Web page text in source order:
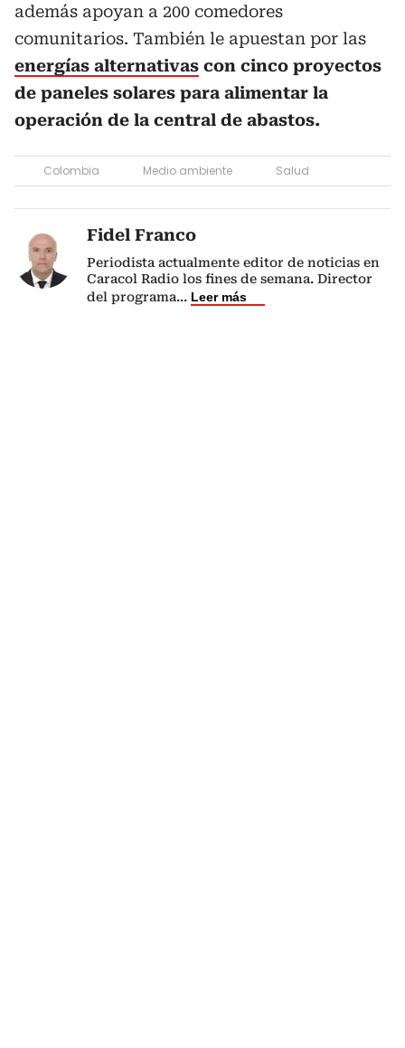
además apoyan a 200 comedores
comunitarios. También le apuestan por las
energías alternativas con cinco proyectos
de paneles solares para alimentar la
operación de la central de abastos.
Colombia Medio ambiente Salud
Fidel Franco
Periodista actualmente editor de noticias en
Caracol Radio los fines de semana. Director
del programa... Leer más